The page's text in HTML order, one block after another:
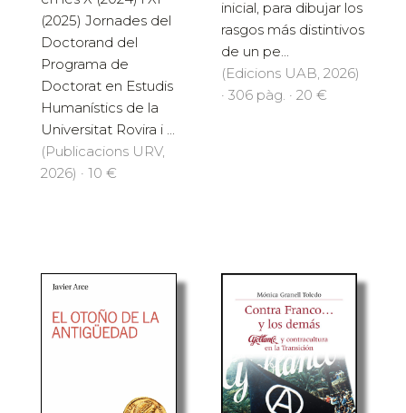
(2025) Jornades del
Doctorand del
Programa de
Doctorat en Estudis
Humanístics de la
Universitat Rovira i ...
(Publicacions URV,
2026) · 10 €
inicial, para dibujar los
rasgos más distintivos
de un pe...
(Edicions UAB, 2026)
· 306 pàg. · 20 €